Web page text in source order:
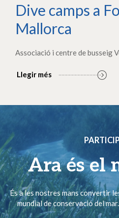
Dive camps a
Mallorca
Associació i centre de busseig
Llegir més
Ara és el
És a les nostres mans convertir
mundial de conservació del